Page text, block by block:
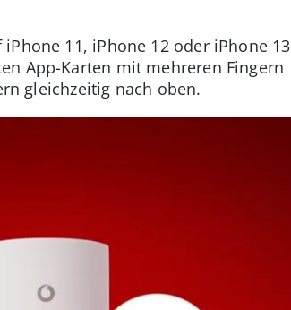
11, iPhone 12 oder iPhone 13
App-Karten mit mehreren Fingern
gleichzeitig nach oben.